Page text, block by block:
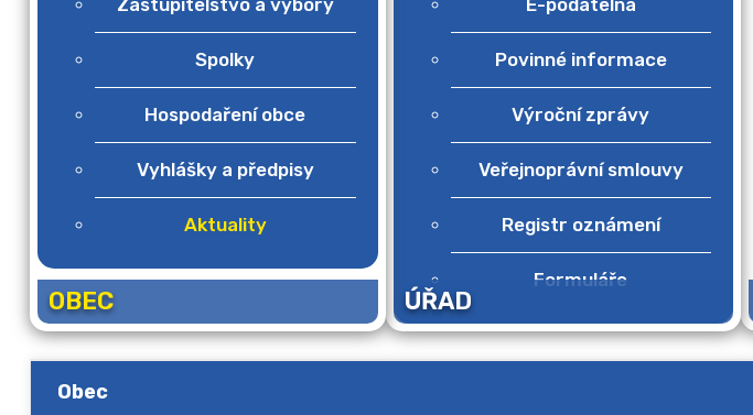
OBEC
Zastupitelstvo a výbory
Spolky
Hospodaření obce
Vyhlášky a předpisy
Aktuality
ÚŘAD
E-podatelna
Povinné informace
Výroční zprávy
Veřejnoprávní smlouvy
Registr oznámení
Formuláře
Obec